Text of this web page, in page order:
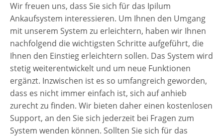
Wir freuen uns, dass Sie sich für das Ipilum
Ankaufsystem interessieren. Um Ihnen den Umgang
mit unserem System zu erleichtern, haben wir Ihnen
nachfolgend die wichtigsten Schritte aufgeführt, die
Ihnen den Einstieg erleichtern sollen. Das System wird
stetig weiterentwickelt und um neue Funktionen
ergänzt. Inzwischen ist es so umfangreich geworden,
dass es nicht immer einfach ist, sich auf anhieb
zurecht zu finden. Wir bieten daher einen kostenlosen
Support, an den Sie sich jederzeit bei Fragen zum
System wenden können. Sollten Sie sich für das